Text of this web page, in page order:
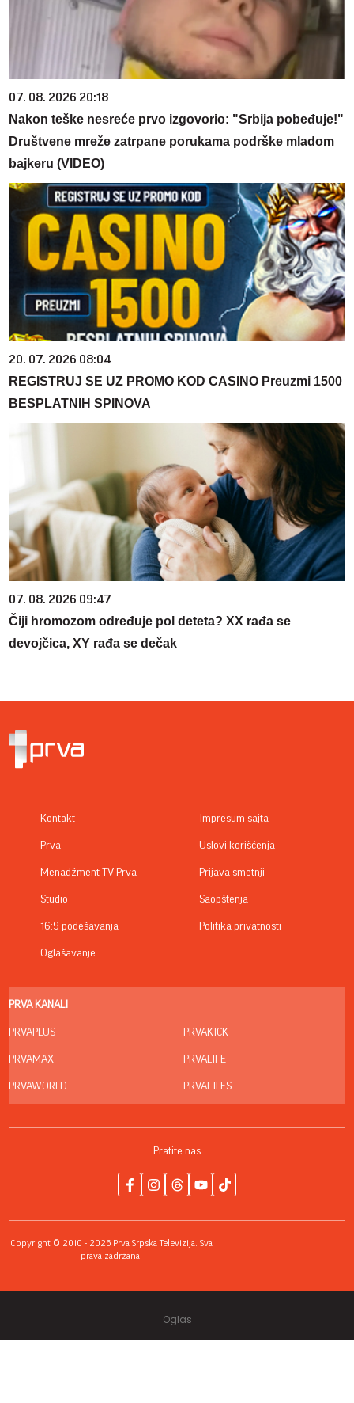
07. 08. 2026 20:18
Nakon teške nesreće prvo izgovorio: "Srbija pobeđuje!"
Društvene mreže zatrpane porukama podrške mladom
bajkeru (VIDEO)
20. 07. 2026 08:04
REGISTRUJ SE UZ PROMO KOD CASINO Preuzmi 1500
BESPLATNIH SPINOVA
07. 08. 2026 09:47
Čiji hromozom određuje pol deteta? XX rađa se
devojčica, XY rađa se dečak
Kontakt
Prva
Menadžment TV Prva
Studio
16:9 podešavanja
Oglašavanje
Impresum sajta
Uslovi korišćenja
Prijava smetnji
Saopštenja
Politika privatnosti
PRVA KANALI
PRVAPLUS
PRVAMAX
PRVAWORLD
PRVAKICK
PRVALIFE
PRVAFILES
Pratite nas
Copyright © 2010 - 2026 Prva Srpska Televizija. Sva
prava zadržana.